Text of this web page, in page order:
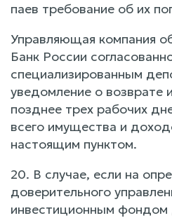
паев требование об их
Управляющая компания
Банк России
специализированным
уведомление о возврате
позднее трех рабочих
всего имущества и
настоящим пунктом.
20. В случае, если на
доверительного
инвестиционным фондом